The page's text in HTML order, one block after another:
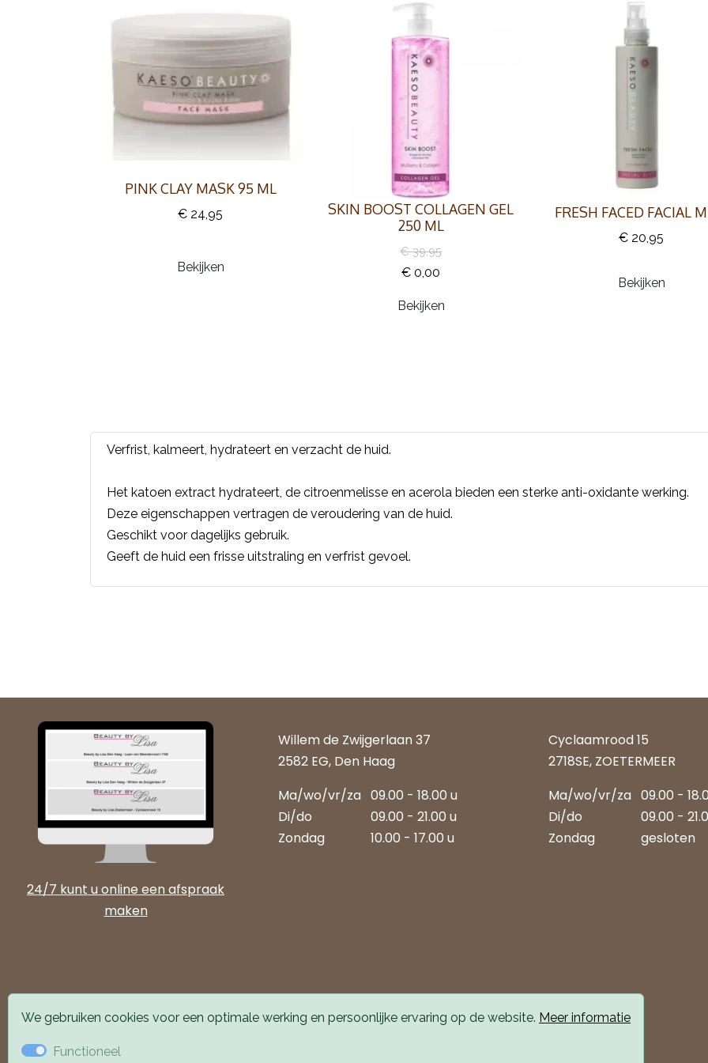
PINK CLAY MASK 95 ML
€ 24,95
Bekijken
SKIN BOOST COLLAGEN GEL
250 ML
€ 39,95
€ 0,00
Bekijken
FRESH FACED FACIAL
€ 20,95
Bekijken
Verfrist, kalmeert, hydrateert en verzacht de huid.
Het katoen extract hydrateert, de citroenmelisse en acerola bieden een sterke anti-oxidante werking.
Deze eigenschappen vertragen de veroudering van de huid.
Geschikt voor dagelijks gebruik.
Geeft de huid een frisse uitstraling en verfrist gevoel.
24/7 kunt u online een afspraak
maken
Willem de Zwijgerlaan 37
2582 EG, Den Haag
Ma/wo/vr/za 09.00 - 18.00 u
Di/do
09.00 - 21.00 u
Zondag
10.00 - 17.00 u
Cyclaamrood 15
2718SE, ZOETERMEER
Ma/wo/vr/za 09.00 -
Di/do
09.00 -
Zondag
gesloten
We gebruiken cookies voor een optimale werking en persoonlijke ervaring op de website. Meer informatie
Functioneel